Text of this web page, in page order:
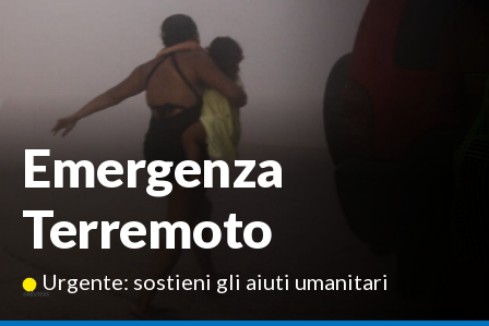
Emergenza
Terremoto
Urgente: sostieni gli aiuti umanitari